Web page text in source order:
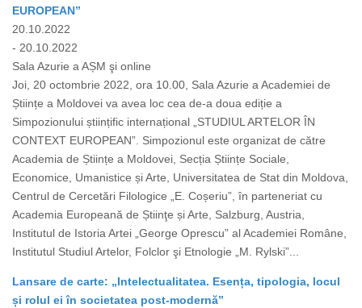
EUROPEAN”
20.10.2022
- 20.10.2022
Sala Azurie a AȘM şi online
Joi, 20 octombrie 2022, ora 10.00, Sala Azurie a Academiei de
Științe a Moldovei va avea loc cea de-a doua ediție a
Simpozionului științific internațional „STUDIUL ARTELOR ÎN
CONTEXT EUROPEAN”. Simpozionul este organizat de către
Academia de Științe a Moldovei, Secția Științe Sociale,
Economice, Umanistice și Arte, Universitatea de Stat din Moldova,
Centrul de Cercetări Filologice „E. Coșeriu”, în parteneriat cu
Academia Europeană de Știinţe și Arte, Salzburg, Austria,
Institutul de Istoria Artei „George Oprescu” al Academiei Române,
Institutul Studiul Artelor, Folclor şi Etnologie „M. Rylski”...
Lansare de carte: „Intelectualitatea. Esența, tipologia, locul
și rolul ei în societatea post-modernă”